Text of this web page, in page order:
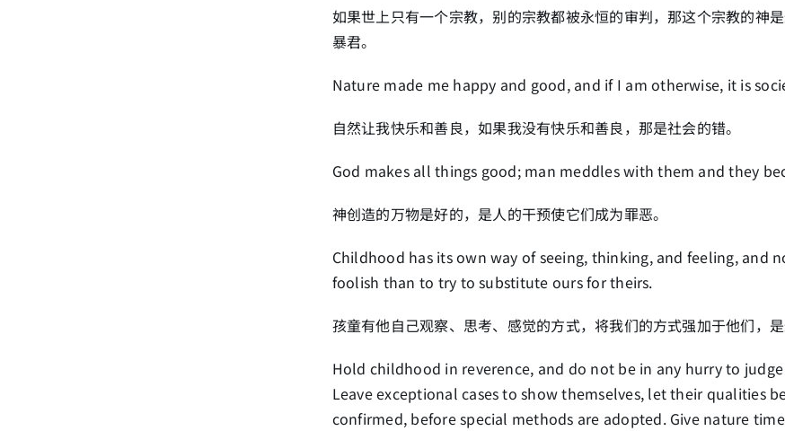
如果世上只有一个宗教，别的宗教都被永恒的审判，那这个宗教的神
暴君。
Nature made me happy and good, and if I am otherwise, it is
自然让我快乐和善良，如果我没有快乐和善良，那是社会的错。
God makes all things good; man meddles with them and they
神创造的万物是好的，是人的干预使它们成为罪恶。
Childhood has its own way of seeing, thinking, and feeling, and
foolish than to try to substitute ours for theirs.
孩童有他自己观察、思考、感觉的方式，将我们的方式强加于他们，是
Hold childhood in reverence, and do not be in any hurry to
Leave exceptional cases to show themselves, let their qualities
confirmed, before special methods are adopted. Give nature